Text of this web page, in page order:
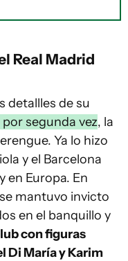
Real Madrid
detallles de su
por segunda vez, la
Ya lo hizo
y el Barcelona
en Europa. En
mantuvo invicto
en el banquillo y
con figuras
Di María y Karim